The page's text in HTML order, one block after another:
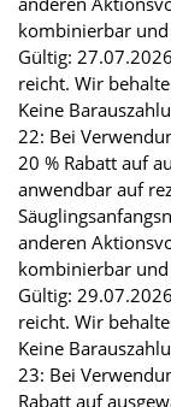
kombinierbar
Gültig:
reicht. Wir
Keine
22: Bei
20 % Rabatt auf
anwendbar auf
anderen
kombinierbar
Gültig:
reicht. Wir
Keine
23: Bei
Rabatt auf